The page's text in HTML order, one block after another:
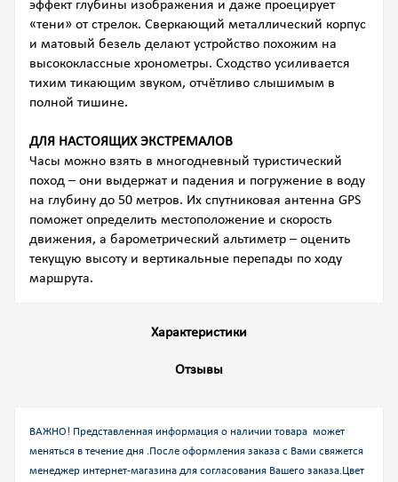
эффект глубины изображения и даже проецирует
«тени» от стрелок. Сверкающий металлический корпус
и матовый безель делают устройство похожим на
высококлассные хронометры. Сходство усиливается
тихим тикающим звуком, отчётливо слышимым в
полной тишине.
ДЛЯ НАСТОЯЩИХ ЭКСТРЕМАЛОВ
Часы можно взять в многодневный туристический
поход – они выдержат и падения и погружение в воду
на глубину до 50 метров. Их спутниковая антенна GPS
поможет определить местоположение и скорость
движения, а барометрический альтиметр – оценить
текущую высоту и вертикальные перепады по ходу
маршрута.
Характеристики
Отзывы
ВАЖНО! Представленная информация о наличии товара может
меняться в течение дня .После оформления заказа с Вами свяжется
менеджер интернет-магазина для согласования Вашего заказа.Цвет